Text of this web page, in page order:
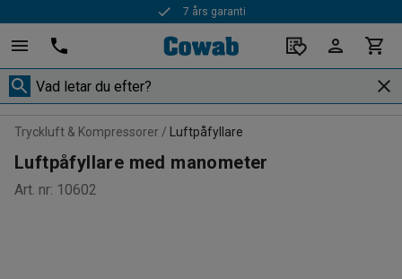
7 års garanti
Tryckluft & Kompressorer Luftpåfyllare
Luftpåfyllare med manometer
Art. nr: 10602